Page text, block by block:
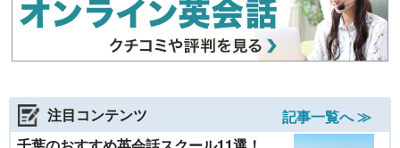
注目コンテンツ
記事一覧へ ≫